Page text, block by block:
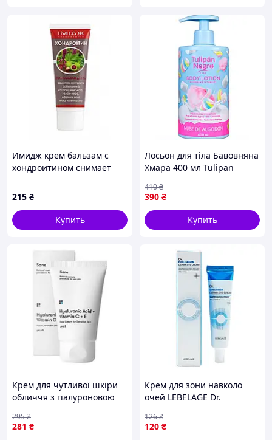
Имидж крем бальзам с
хондроитином снимает
215 ₴
Купить
Лосьон для тіла Бавовняна
Хмара 400 мл Tulipan
390 ₴
410₴
Купить
Крем для чутливої шкіри
обличчя з гіалуроновою
Sane Hyaluronic Acid +
Vitam
281 ₴
295₴
Крем для зони навколо
очей LEBELAGE Dr.
CREAM 40ml
120 ₴
126₴